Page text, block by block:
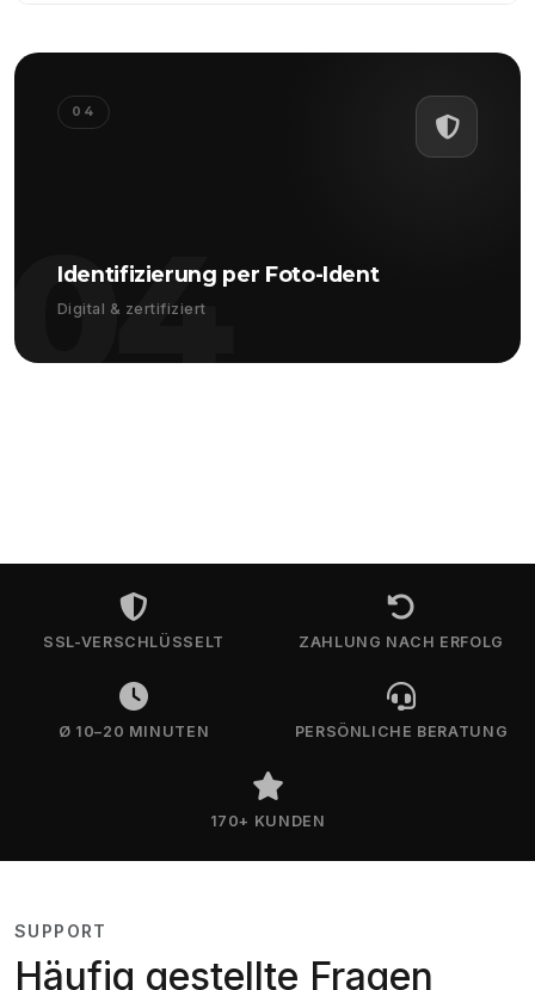
04
04
Identifizierung per Foto-Ident
Digital & zertifiziert
SSL-VERSCHLÜSSELT ZAHLUNG NACH ERFOLG
Ø 10–20 MINUTEN PERSÖNLICHE BERATUNG
170+ KUNDEN
SUPPORT
Häufig gestellte Fragen